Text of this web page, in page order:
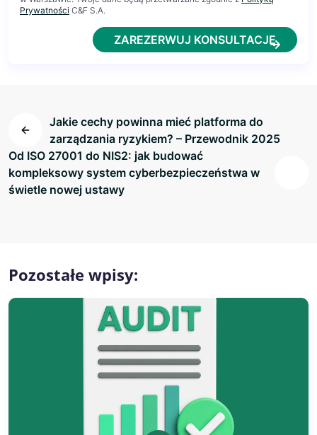
Prywatności C&F S.A.
ZAREZERWUJ KONSULTACJĘ
Jakie cechy powinna mieć platforma do
zarządzania ryzykiem? – Przewodnik 2025
Od ISO 27001 do NIS2: jak budować
kompleksowy system cyberbezpieczeństwa w
świetle nowej ustawy
Pozostałe wpisy: